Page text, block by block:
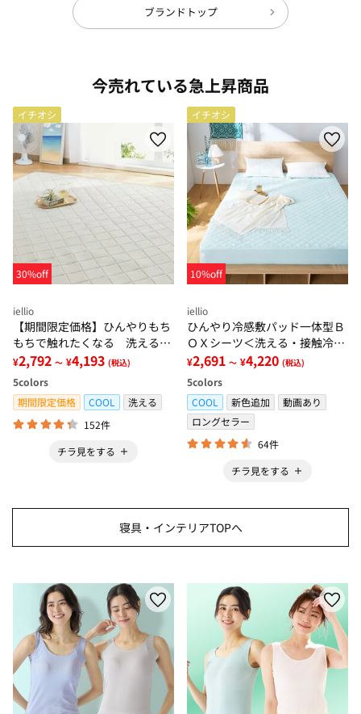
ブランドトップ
今売れている急上昇商品
イチオシ
30%off
iellio
【期間限定価格】ひんやりもち
もちで触れたくなる 洗えるラ
グ＜低反発・滑りにくい・接触
冷感・防ダニ・カーペット＞
¥2,792 ～ ¥4,193 (税込)
5colors
期間限定価格
COOL
洗える
152件
チラ見をする
イチオシ
10%off
iellio
ひんやり冷感敷パッド一体型Ｂ
ＯＸシーツ＜洗える・接触冷
感・抗菌防臭・時短・家事楽・
ボックスシーツ・寝苦しさ対策
＞
¥2,691 ～ ¥4,220 (税込)
5colors
COOL
新色追加
動画あり
ロングセラー
64件
チラ見をする
寝具・インテリアTOPへ